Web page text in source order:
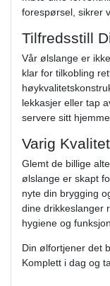
forespørsel, sikrer
Tilfredsstill
Vår ølslange er
klar for tilkobling
lekkasjer eller tap
servere sitt
Varig Kvalitet
Glemt de billige
ølslange er skapt
nyte din brygging
dine drikkeslanger
hygiene og
Din ølfortjener det
Komplett i dag og